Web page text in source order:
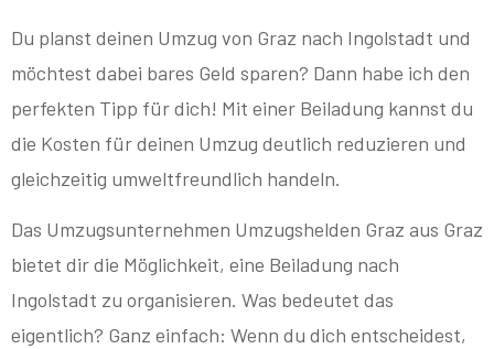
Du planst deinen Umzug von Graz nach Ingolstadt und
möchtest dabei bares Geld sparen? Dann habe ich den
perfekten Tipp für dich! Mit einer Beiladung kannst du
die Kosten für deinen Umzug deutlich reduzieren und
gleichzeitig umweltfreundlich handeln.
Das Umzugsunternehmen Umzugshelden Graz aus Graz
bietet dir die Möglichkeit, eine Beiladung nach
Ingolstadt zu organisieren. Was bedeutet das
eigentlich? Ganz einfach: Wenn du dich entscheidest,